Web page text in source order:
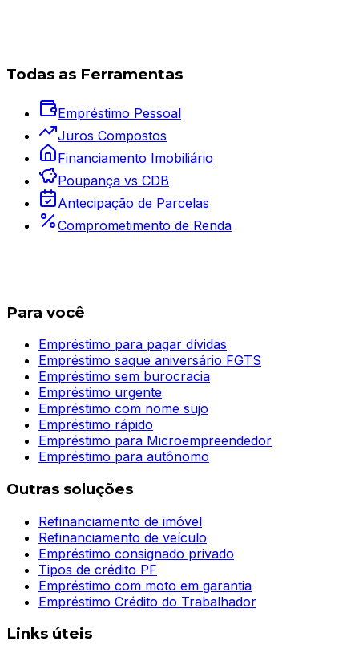
Todas as Ferramentas
Empréstimo Pessoal
Juros Compostos
Financiamento Imobiliário
Poupança vs CDB
Antecipação de Parcelas
Comprometimento de Renda
Para você
Empréstimo para pagar dívidas
Empréstimo saque aniversário FGTS
Empréstimo sem burocracia
Empréstimo urgente
Empréstimo com nome sujo
Empréstimo rápido
Empréstimo para Microempreendedor
Empréstimo para autônomo
Outras soluções
Refinanciamento de imóvel
Refinanciamento de veículo
Empréstimo consignado privado
Tipos de crédito PF
Empréstimo com moto em garantia
Empréstimo Crédito do Trabalhador
Links úteis